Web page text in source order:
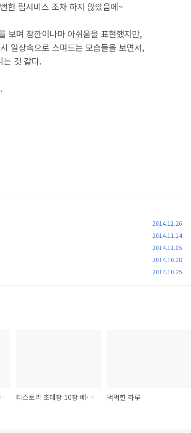
한 립서비스 조차 하지 않았음에~
보며 잠깐이나마 아쉬움을 표현했지만,
일상속으로 스며드는 모습들을 보면서,
는 것 같다.
2014.11.26
2014.11.14
2014.11.05
2014.10.28
2014.10.25
그러하다. 티스토리 초대장 10장 배포합니다. 먹먹한 하루